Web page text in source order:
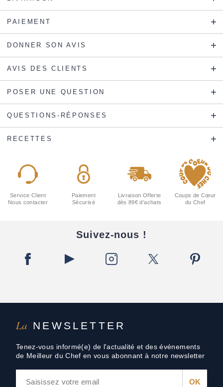
PAIEMENT
DONNER SON AVIS
AVIS DES CLIENTS
POSER UNE QUESTION
QUESTIONS-RÉPONSES
RECETTES
La NEWSLETTER
Tenez-vous informé(e) de l'actualité et des événements
de Meilleur du Chef en vous abonnant à notre newsletter
Service Client
Nous contacter
Paiement
Sécurisé
Livraison Offerte
dès 89€ d'achats
Coups de Cœur
du Chef
Suivez-nous !